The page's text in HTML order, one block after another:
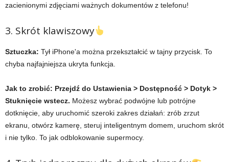
zacienionymi zdjęciami ważnych dokumentów z telefonu!
3. Skrót klawiszowy
Sztuczka: Tył iPhone'a można przekształcić w tajny przycisk. To
chyba najfajniejsza ukryta funkcja.
Jak to zrobić: Przejdź do Ustawienia > Dostępność > Dotyk >
Stuknięcie wstecz. Możesz wybrać podwójne lub potrójne
dotknięcie, aby uruchomić szeroki zakres działań: zrób zrzut
ekranu, otwórz kamerę, steruj inteligentnym domem, uruchom skrót
i nie tylko. To jak odblokowanie supermocy.